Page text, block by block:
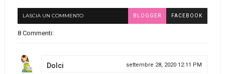
LASCIA UN COMMENTO BLOGGER FACEBOOK
8 Commenti:
Dolci settembre 28, 2020 12:11 PM